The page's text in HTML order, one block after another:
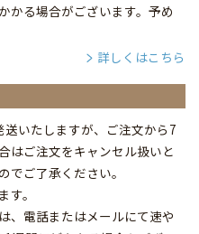
かる場合がございます。予め
詳しくはこちら
いたしますが、ご注文から7
はご注文をキャンセル扱いと
でご了承ください。
。
、電話またはメールにて速や